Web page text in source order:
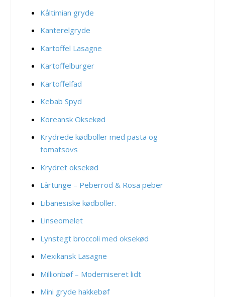
Kåltimian gryde
Kanterelgryde
Kartoffel Lasagne
Kartoffelburger
Kartoffelfad
Kebab Spyd
Koreansk Oksekød
Krydrede kødboller med pasta og
tomatsovs
Krydret oksekød
Lårtunge – Peberrod & Rosa peber
Libanesiske kødboller.
Linseomelet
Lynstegt broccoli med oksekød
Mexikansk Lasagne
Millionbøf – Moderniseret lidt
Mini gryde hakkebøf